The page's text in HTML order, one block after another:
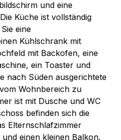
und eine
Küche ist vollständig
eine
Kühlschrank mit
mit Backofen, eine
ein Toaster und
nach Süden ausgerichtete
Wohnbereich zu
ist mit Dusche und WC
befinden sich die
Elternschlafzimmer
einen kleinen Balkon.